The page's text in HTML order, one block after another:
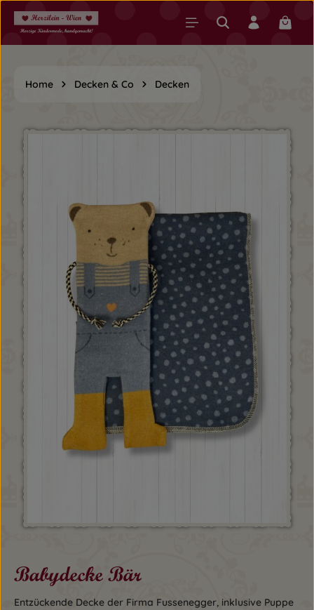
Zum Hauptinhalt springen
Home Decken & Co Decken
Bildergalerie überspringen
Babydecke Bär
Entzückende Decke der Firma Fussenegger, inklusive Puppe